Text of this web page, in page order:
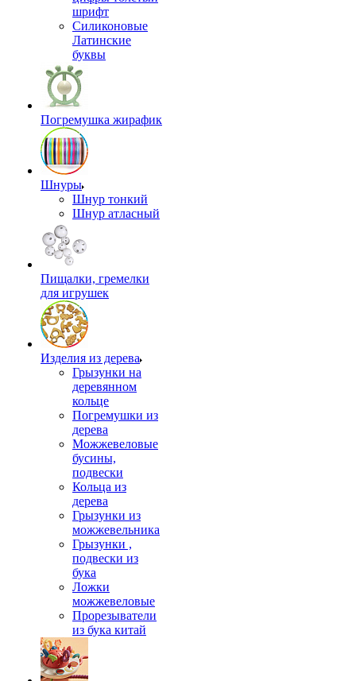
шрифт
Силиконовые
Латинские
буквы
Погремушка жирафик
Шнуры
Шнур тонкий
Шнур атласный
Пищалки, гремелки
для игрушек
Изделия из дерева
Грызунки на
деревянном
кольце
Погремушки из
дерева
Можжевеловые
бусины,
подвески
Кольца из
дерева
Грызунки из
можжевельника
Грызунки ,
подвески из
бука
Ложки
можжевеловые
Прорезыватели
из бука китай